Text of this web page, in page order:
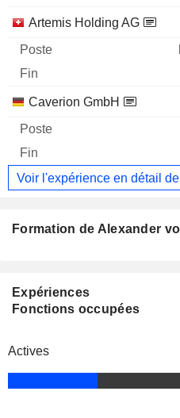
Artemis Holding AG
Caverion GmbH
Voir l'expérience en détail
Formation de Alexander
Expériences
Fonctions occupées
Actives